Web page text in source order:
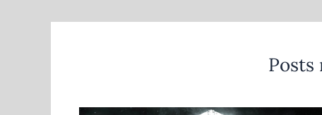
Posts